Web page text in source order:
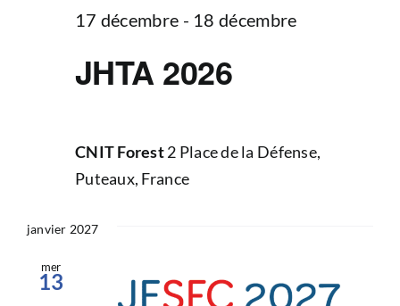
JHTA 2026
17 décembre - 18 décembre
CNIT Forest2 Place de la Défense,
Puteaux, France
janvier 2027
mer
13